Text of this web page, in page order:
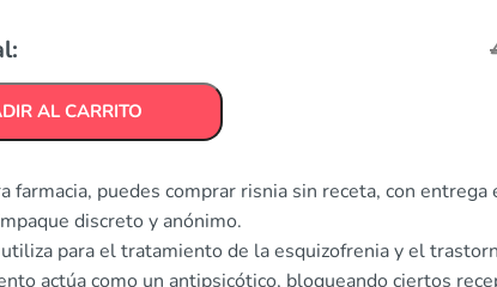
AL CARRITO
farmacia, puedes comprar risnia sin receta, con
discreto y anónimo.
para el tratamiento de la esquizofrenia y el
actúa como un antipsicótico, bloqueando ciertos